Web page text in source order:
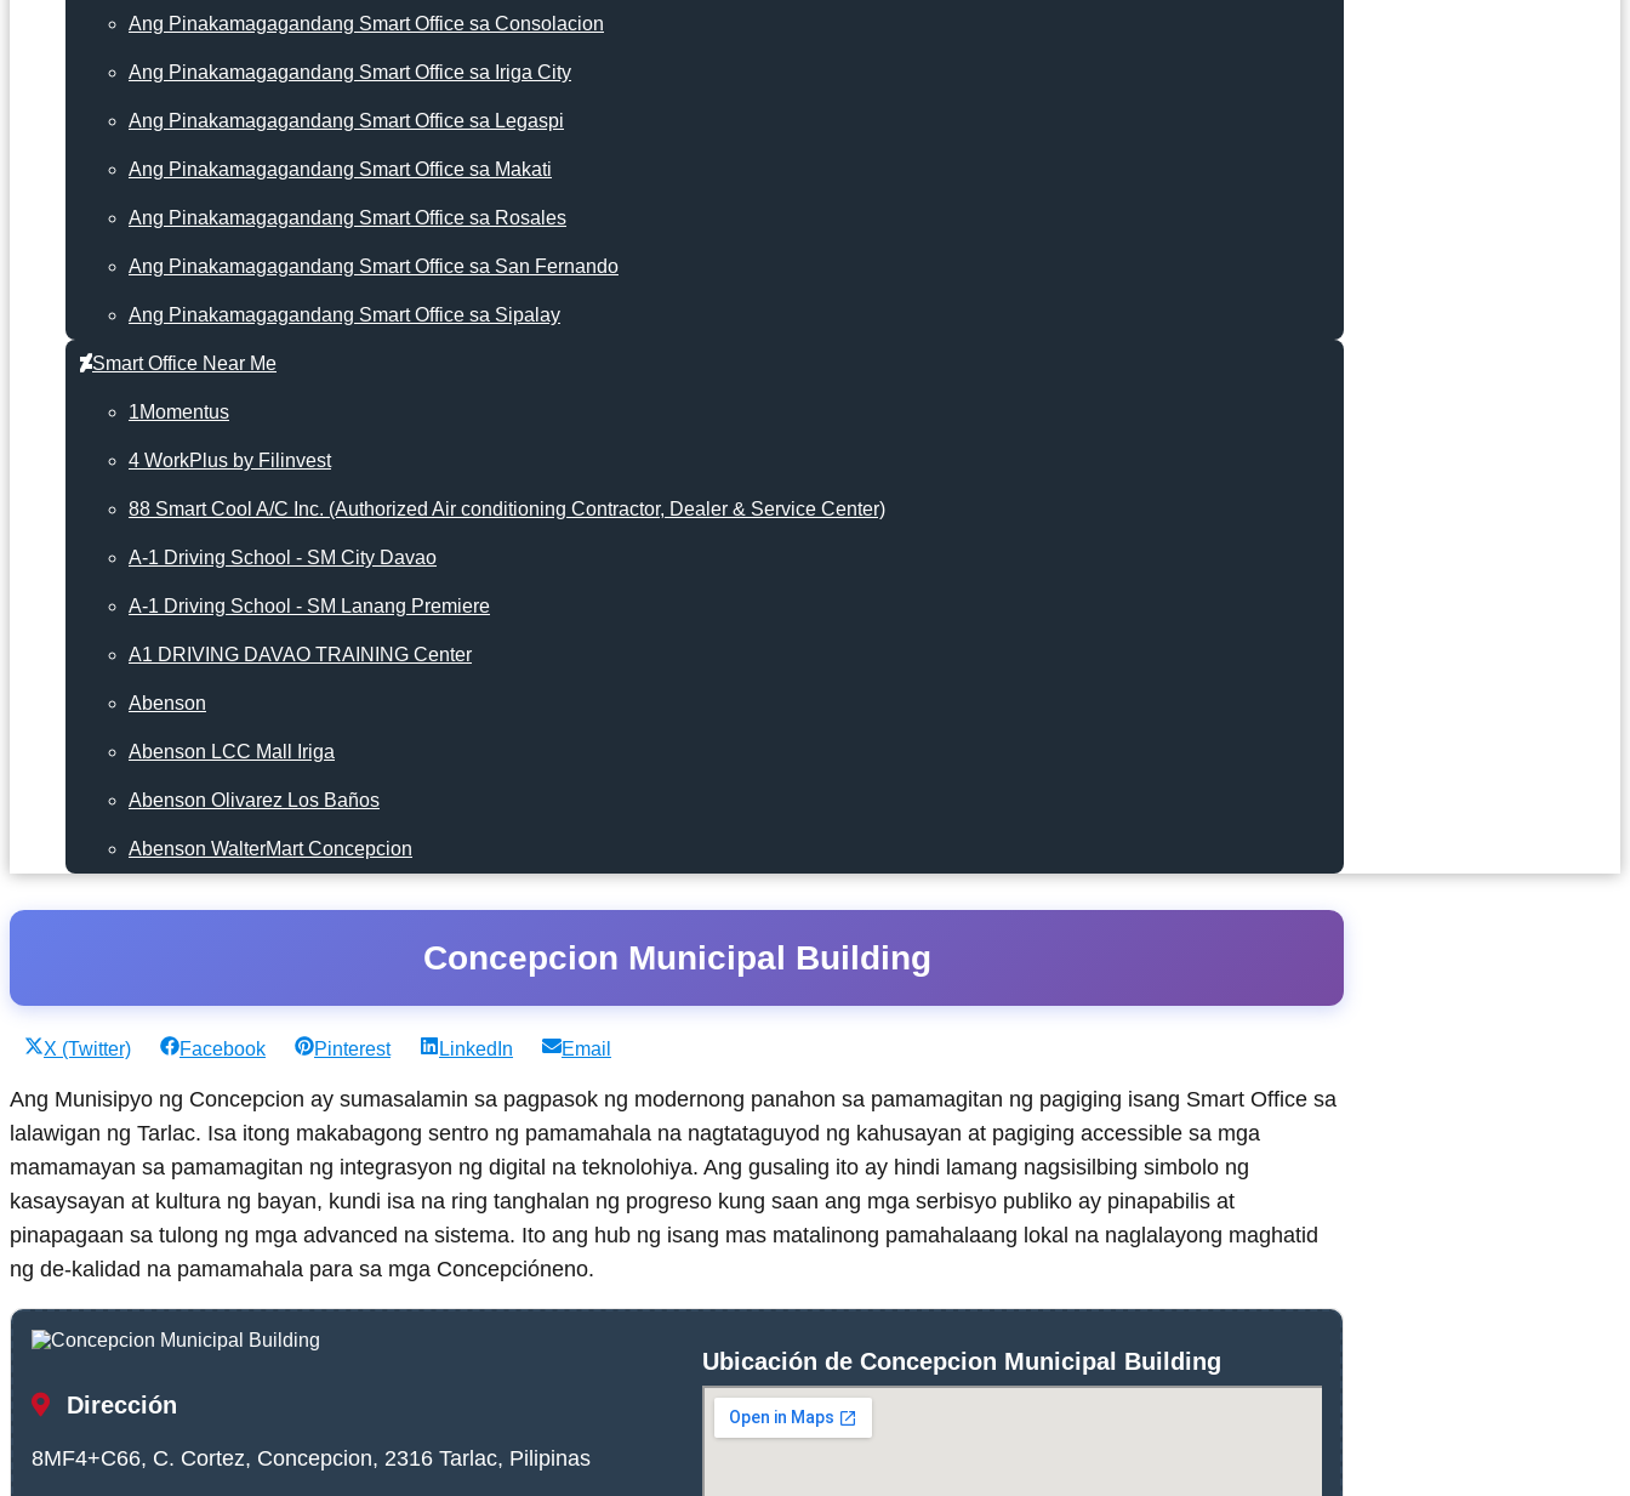
Ang Pinakamagagandang Smart Office sa Consolacion
Ang Pinakamagagandang Smart Office sa Iriga City
Ang Pinakamagagandang Smart Office sa Legaspi
Ang Pinakamagagandang Smart Office sa Makati
Ang Pinakamagagandang Smart Office sa Rosales
Ang Pinakamagagandang Smart Office sa San Fernando
Ang Pinakamagagandang Smart Office sa Sipalay
Smart Office Near Me
1Momentus
4 WorkPlus by Filinvest
88 Smart Cool A/C Inc. (Authorized Air conditioning Contractor, Dealer & Service Center)
A-1 Driving School - SM City Davao
A-1 Driving School - SM Lanang Premiere
A1 DRIVING DAVAO TRAINING Center
Abenson
Abenson LCC Mall Iriga
Abenson Olivarez Los Baños
Abenson WalterMart Concepcion
Concepcion Municipal Building
Share
X (Twitter)
Share
Facebook
Share
Pinterest
Share
LinkedIn
Share
Email
Ang Munisipyo ng Concepcion ay sumasalamin sa pagpasok ng modernong panahon sa pamamagitan ng pagiging isang Smart Office sa
lalawigan ng Tarlac. Isa itong makabagong sentro ng pamamahala na nagtataguyod ng kahusayan at pagiging accessible sa mga
mamamayan sa pamamagitan ng integrasyon ng digital na teknolohiya. Ang gusaling ito ay hindi lamang nagsisilbing simbolo ng
kasaysayan at kultura ng bayan, kundi isa na ring tanghalan ng progreso kung saan ang mga serbisyo publiko ay pinapabilis at
pinapagaan sa tulong ng mga advanced na sistema. Ito ang hub ng isang mas matalinong pamahalaang lokal na naglalayong maghatid
ng de-kalidad na pamamahala para sa mga Concepcióneno.
Dirección
8MF4+C66, C. Cortez, Concepcion, 2316 Tarlac, Pilipinas
Ubicación de Concepcion Municipal Building